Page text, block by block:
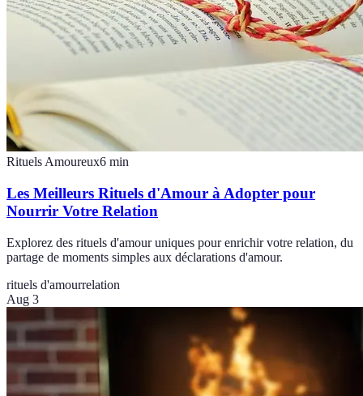
Rituels Amoureux6 min
Les Meilleurs Rituels d'Amour à Adopter pour
Nourrir Votre Relation
Explorez des rituels d'amour uniques pour enrichir votre relation, du
partage de moments simples aux déclarations d'amour.
rituels d'amourrelation
Aug 3